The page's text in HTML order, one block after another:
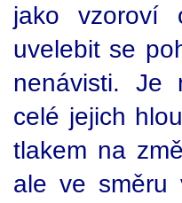
jako vzoroví
uvelebit se
nenávisti. Je
celé jejich
tlakem na
ale ve směru